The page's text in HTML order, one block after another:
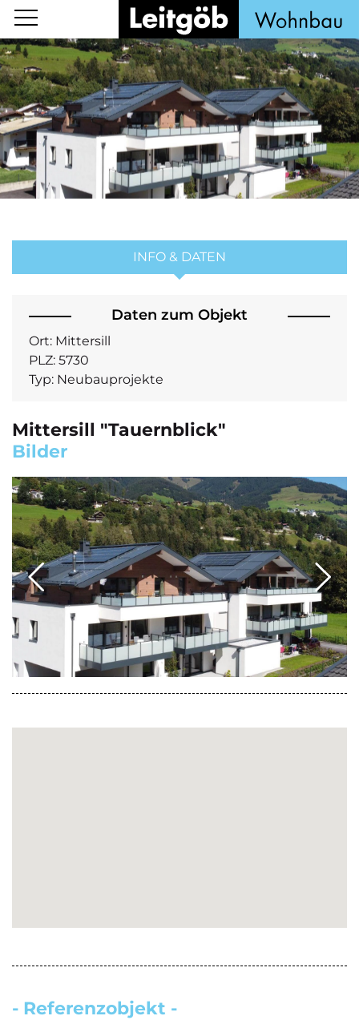
INFO & DATEN
Daten zum Objekt
Ort:Mittersill
PLZ:5730
Typ:Neubauprojekte
Mittersill "Tauernblick"
Bilder
- Referenzobjekt -